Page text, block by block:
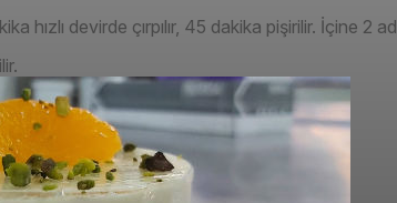
hızlı devirde çırpılır, 45 dakika pişirilir. İçine 2